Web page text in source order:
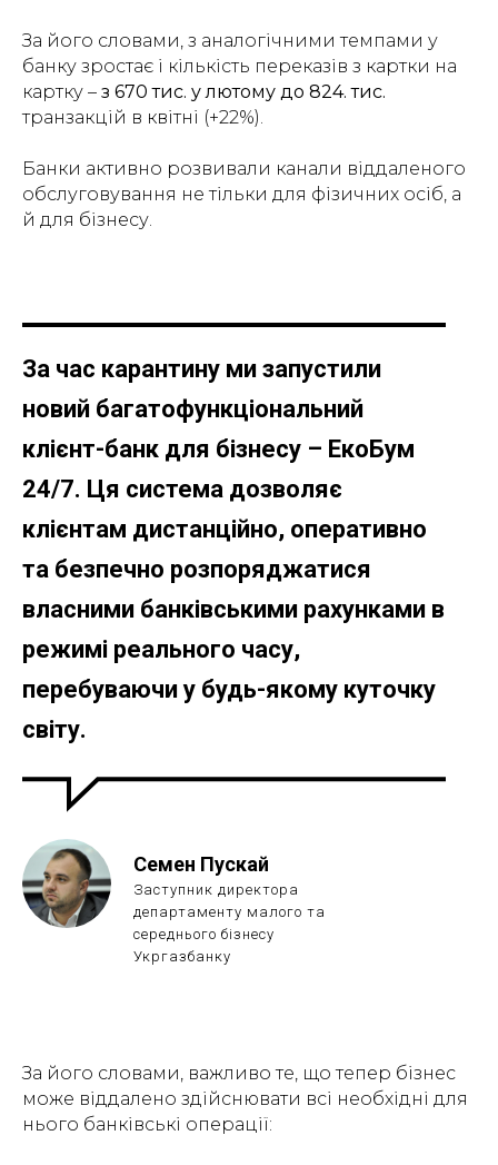
За його словами, з аналогічними темпами у
банку зростає і кількість переказів з картки на
картку – з 670 тис. у лютому до 824. тис.
транзакцій в квітні (+22%).
Банки активно розвивали канали віддаленого
обслуговування не тільки для фізичних осіб, а
й для бізнесу.
За час карантину ми запустили
новий багатофункціональний
клієнт-банк для бізнесу – ЕкоБум
24/7. Ця система дозволяє
клієнтам дистанційно, оперативно
та безпечно розпоряджатися
власними банківськими рахунками в
режимі реального часу,
перебуваючи у будь-якому куточку
світу.
Семен Пускай
Заступник директора
департаменту малого та
середнього бізнесу
Укргазбанку
За його словами, важливо те, що тепер бізнес
може віддалено здійснювати всі необхідні для
нього банківські операції: